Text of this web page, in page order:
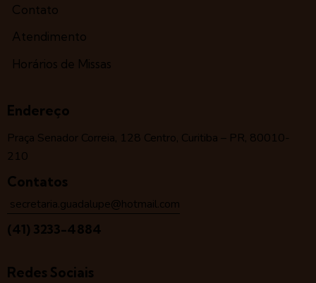
Contato
Atendimento
Horários de Missas
Endereço
Praça Senador Correia, 128 Centro, Curitiba – PR, 80010-
210
Contatos
secretaria.guadalupe@hotmail.com
(41) 3233-4884
Redes Sociais